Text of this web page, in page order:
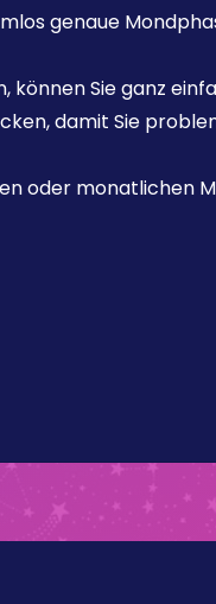
genaue
Sie ganz
damit Sie
oder monatlichen